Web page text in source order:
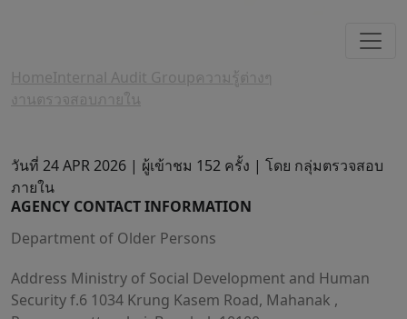
HomeInternal Audit Groupความรู้ต่างๆ
งานตรวจสอบภายใน
วันที่ 24 APR 2026 | ผู้เข้าชม 152 ครั้ง | โดย กลุ่มตรวจสอบ
ภายใน
AGENCY CONTACT INFORMATION
Department of Older Persons
Address Ministry of Social Development and Human
Security f.6 1034 Krung Kasem Road, Mahanak ,